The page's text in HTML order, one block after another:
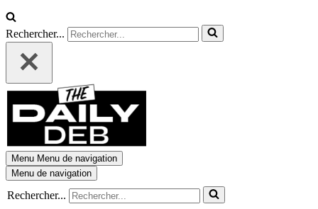
Rechercher...
Menu Menu de navigation
Menu de navigation
Rechercher...